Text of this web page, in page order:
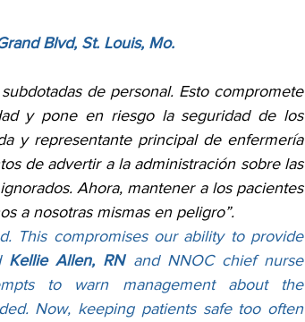
Blvd, St. Louis, Mo.
de personal. Esto compromete
y pone en riesgo la seguridad de los
y representante principal de enfermería
de advertir a la administración sobre las
Ahora, mantener a los pacientes
a nosotras mismas en peligro”.
This compromises our ability to provide
Kellie Allen, RN and NNOC chief nurse
to warn management about the
Now, keeping patients safe too often